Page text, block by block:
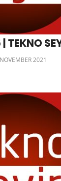
TEKNO
2021